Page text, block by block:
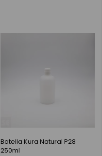
Botella Kura Natural P28
250ml